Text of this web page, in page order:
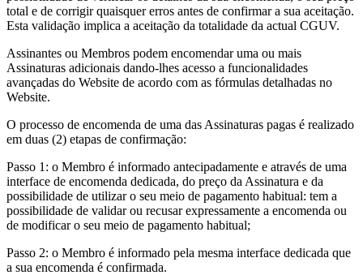
total e de corrigir quaisquer erros antes de confirmar a sua aceitação.
Esta validação implica a aceitação da totalidade da actual CGUV.
Assinantes ou Membros podem encomendar uma ou mais
Assinaturas adicionais dando-lhes acesso a funcionalidades
avançadas do Website de acordo com as fórmulas detalhadas no
Website.
O processo de encomenda de uma das Assinaturas pagas é realizado
em duas (2) etapas de confirmação:
Passo 1: o Membro é informado antecipadamente e através de uma
interface de encomenda dedicada, do preço da Assinatura e da
possibilidade de utilizar o seu meio de pagamento habitual: tem a
possibilidade de validar ou recusar expressamente a encomenda ou
de modificar o seu meio de pagamento habitual;
Passo 2: o Membro é informado pela mesma interface dedicada que
a sua encomenda é confirmada.